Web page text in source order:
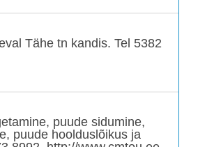
Tähe tn kandis. Tel 5382
puude sidumine,
puude hoolduslõikus ja